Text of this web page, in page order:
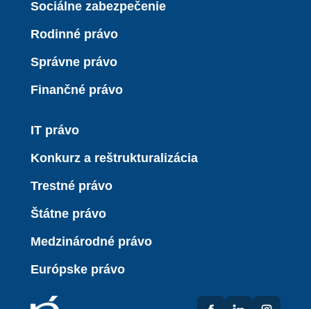
Sociálne zabezpečenie
Rodinné právo
Správne právo
Finančné právo
IT právo
Konkurz a reštrukturalizácia
Trestné právo
Štátne právo
Medzinárodné právo
Európske právo